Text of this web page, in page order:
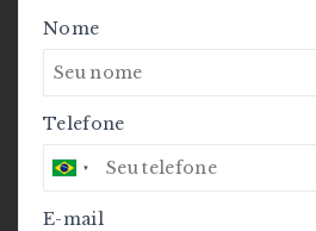
Nome
Telefone
E-mail